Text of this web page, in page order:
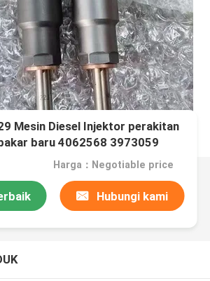
Mesin Diesel Injektor perakitan
baru 4062568 3973059
Harga：Negotiable price
Hubungi kami